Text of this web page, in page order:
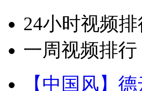
24小时视频排
一周视频排行
【中国风】